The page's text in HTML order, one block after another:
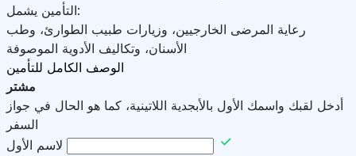
التأمين يشمل:
رعاية المرضى الخارجيين، وزيارات طبيب الطوارئ، وطب
الأسنان، وتكاليف الأدوية الموصوفة
الوصف الكامل للتأمين
مشتر
أدخل لقبك واسمك الأول بالأبجدية اللاتينية، كما هو الحال في جواز
السفر
لاسم الأول